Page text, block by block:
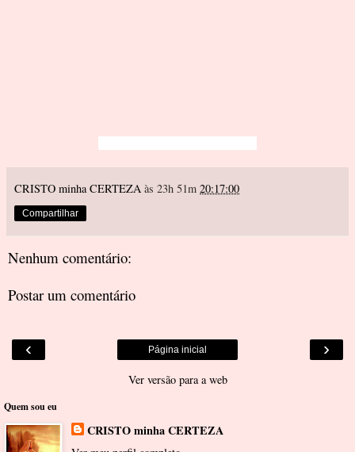
CRISTO minha CERTEZA às 23h 51m 20:17:00
Compartilhar
Nenhum comentário:
Postar um comentário
‹ ›
Página inicial
Ver versão para a web
Quem sou eu
CRISTO minha CERTEZA